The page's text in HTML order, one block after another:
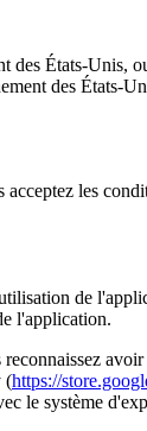
États-Unis,
des États-
les
de
l'application.
reconnaissez
(https://
le système